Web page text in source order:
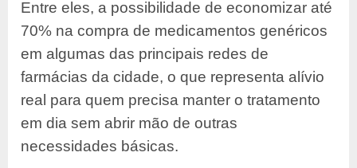
Entre eles, a possibilidade de economizar até
70% na compra de medicamentos genéricos
em algumas das principais redes de
farmácias da cidade, o que representa alívio
real para quem precisa manter o tratamento
em dia sem abrir mão de outras
necessidades básicas.